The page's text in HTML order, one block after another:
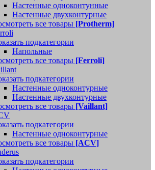
Настенные одноконтунные
Настенные двухконтурные
все товары [Protherm]
подкатегории
Напольные
все товары [Ferroli]
подкатегории
Настенные одноконтурные
Настенные двухконтурные
все товары [Vaillant]
подкатегории
Настенные одноконтурные
все товары [ACV]
подкатегории